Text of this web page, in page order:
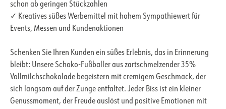
schon ab geringen Stückzahlen
✓ Kreatives süßes Werbemittel mit hohem Sympathiewert für
Events, Messen und Kundenaktionen
Schenken Sie Ihren Kunden ein süßes Erlebnis, das in Erinnerung
bleibt: Unsere Schoko-Fußballer aus zartschmelzender 35%
Vollmilchschokolade begeistern mit cremigem Geschmack, der
sich langsam auf der Zunge entfaltet. Jeder Biss ist ein kleiner
Genussmoment, der Freude auslöst und positive Emotionen mit